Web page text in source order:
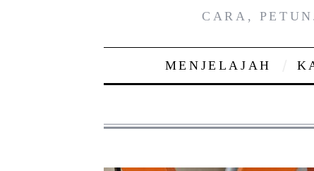
CARA,
MENJELAJAH